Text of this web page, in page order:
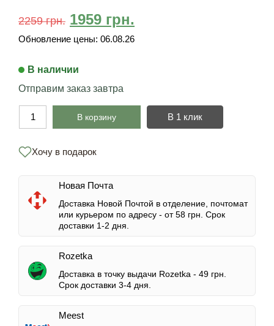
2259грн. 1959 грн.
Обновление цены: 06.08.26
В наличии
Отправим заказ завтра
В корзину В 1 клик
Хочу в подарок
Новая Почта
Доставка Новой Почтой в отделение, почтомат
или курьером по адресу - от 58 грн. Срок
доставки 1-2 дня.
Rozetka
Доставка в точку выдачи Rozetka - 49 грн.
Срок доставки 3-4 дня.
Meest